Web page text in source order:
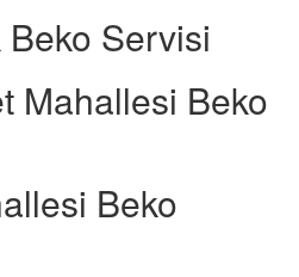
Servisi
Mahallesi Beko
Beko